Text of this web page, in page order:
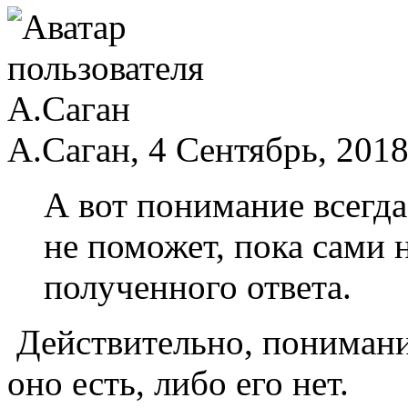
А.Саган, 4 Сентябрь,
А вот понимание
не поможет, пока сами
полученного ответа.
Действительно,
оно есть, либо его нет.